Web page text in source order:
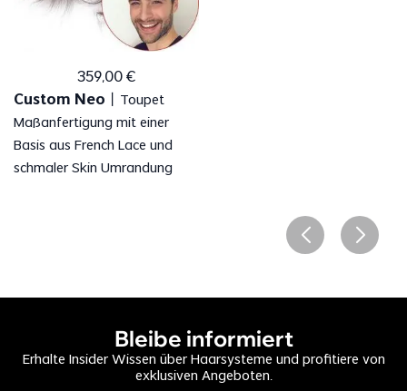
359,00 €
Custom Neo
Toupet
Maßanfertigung mit einer
Basis aus French Lace und
schmaler Skin Umrandung
Bleibe informiert
Erhalte Insider Wissen über Haarsysteme und profitiere von
exklusiven Angeboten.